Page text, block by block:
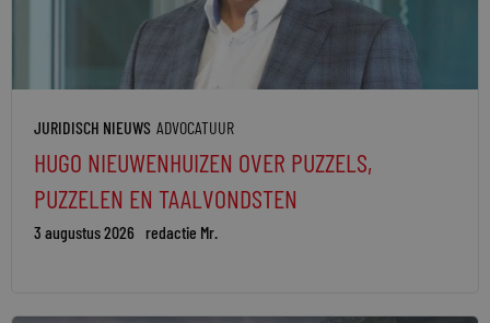
JURIDISCH NIEUWS ADVOCATUUR
HUGO NIEUWENHUIZEN OVER PUZZELS,
PUZZELEN EN TAALVONDSTEN
3 augustus 2026 redactie Mr.